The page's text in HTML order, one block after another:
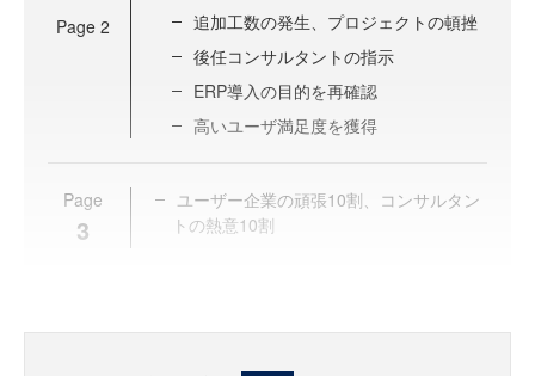
Page 2
追加工数の発生、プロジェクトの頓挫
後任コンサルタントの指示
ERP導入の目的を再確認
高いユーザ満足度を獲得
Page
3
ユーザー企業の頑張10割、コンサルタン
トの熱意10割